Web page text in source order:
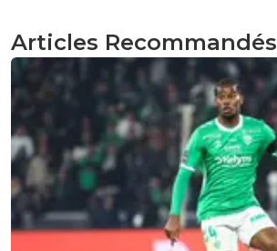
Articles Recommandés